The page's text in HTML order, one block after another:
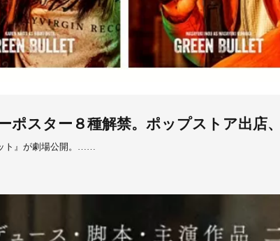
ポスター８種解禁。ポップストア出店
ト』が劇場公開。……